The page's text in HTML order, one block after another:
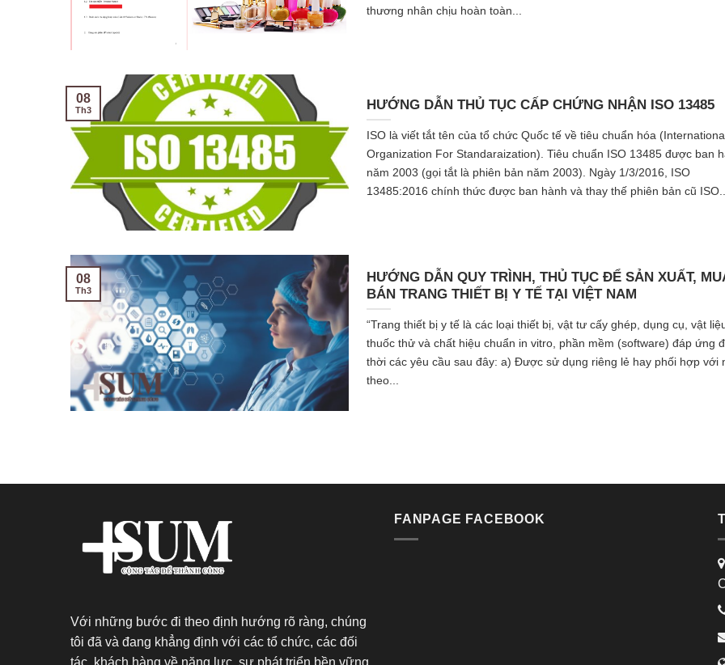
thương nhân chịu hoàn toàn...
HƯỚNG DẪN THỦ TỤC CẤP CHỨNG NHẬN ISO 13485
ISO là viết tắt tên của tổ chức Quốc tế về tiêu chuẩn hóa
Organization For Standaraization). Tiêu chuẩn ISO 13485 được ban
năm 2003 (gọi tắt là phiên bản năm 2003). Ngày 1/3/2016, ISO
13485:2016 chính thức được ban hành và thay thế phiên bản cũ ISO...
08
Th3
HƯỚNG DẪN QUY TRÌNH, THỦ TỤC ĐỂ SẢN XUẤT,
BÁN TRANG THIẾT BỊ Y TẾ TẠI VIỆT NAM
“Trang thiết bị y tế là các loại thiết bị, vật tư cấy ghép, dụng cụ, vật
thuốc thử và chất hiệu chuẩn in vitro, phần mềm (software) đáp ứng
thời các yêu cầu sau đây: a) Được sử dụng riêng lẻ hay phối hợp với
theo...
08
Th3
Với những bước đi theo định hướng rõ ràng, chúng
tôi đã và đang khẳng định với các tổ chức, các đối
tác, khách hàng về năng lực, sự phát triển bền vững
FANPAGE FACEBOOK